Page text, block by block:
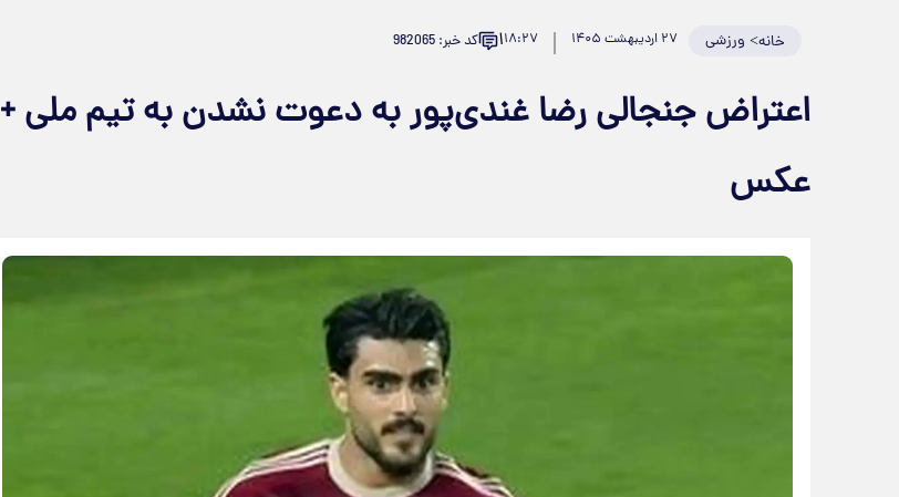
خانه> ورزشی ۲۷ اردیبهشت ۱۴۰۵ ۱۸:۲۷۱ کد خبر: 982065
اعتراض جنجالی‌ رضا غندی‌پور به دعوت نشدن به تیم ملی +
عکس